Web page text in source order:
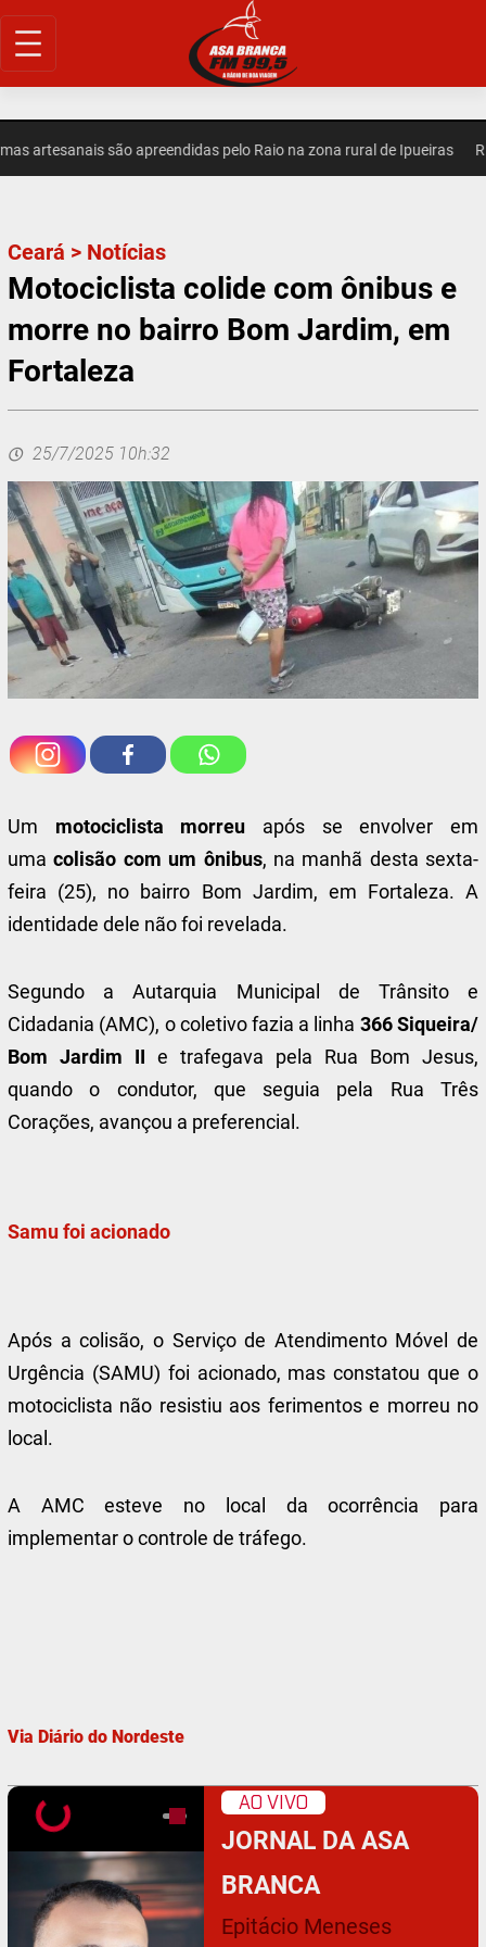
Pular
para
artesanais são apreendidas pelo Raio na zona rural de Ipueiras
Ceará > Notícias
Motociclista colide com ônibus e
morre no bairro Bom Jardim, em
Fortaleza
25/7/2025 10h:32
Um motociclista morreu após se envolver em
umacolisão com um ônibus, na manhã desta sexta-
feira (25), no bairro Bom Jardim, em Fortaleza. A
identidade dele não foi revelada.
Segundo a Autarquia Municipal de Trânsito e
Cidadania (AMC), o coletivo fazia a linha 366 Siqueira/
Bom Jardim II e trafegava pela Rua Bom Jesus,
quando o condutor, que seguia pela Rua Três
Corações, avançou a preferencial.
Samu foi acionado
Após a colisão, o Serviço de Atendimento Móvel de
Urgência (SAMU) foi acionado, mas constatou que o
motociclista não resistiu aos ferimentos e morreu no
local.
A AMC esteve no local da ocorrência para
implementar o controle de tráfego.
Via Diário do Nordeste
AO VIVO
JORNAL DA ASA
BRANCA
Epitácio Meneses